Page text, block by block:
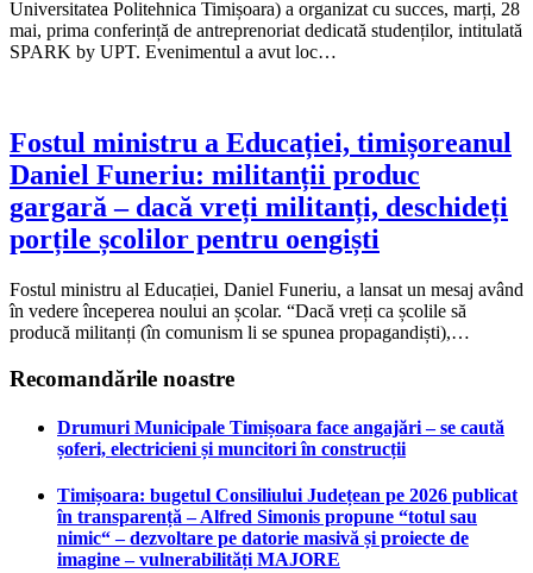
Universitatea Politehnica Timișoara) a organizat cu succes, marți, 28
mai, prima conferință de antreprenoriat dedicată studenților, intitulată
SPARK by UPT. Evenimentul a avut loc…
Fostul ministru a Educației, timișoreanul
Daniel Funeriu: militanții produc
gargară – dacă vreți militanți, deschideți
porțile școlilor pentru oengiști
Fostul ministru al Educației, Daniel Funeriu, a lansat un mesaj având
în vedere începerea noului an școlar. “Dacă vreți ca școlile să
producă militanți (în comunism li se spunea propagandiști),…
Recomandările noastre
Drumuri Municipale Timișoara face angajări – se caută
șoferi, electricieni și muncitori în construcții
Timișoara: bugetul Consiliului Județean pe 2026 publicat
în transparență – Alfred Simonis propune “totul sau
nimic“ – dezvoltare pe datorie masivă și proiecte de
imagine – vulnerabilități MAJORE